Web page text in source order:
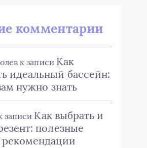
комментарии
к записи Как
идеальный бассейн:
нужно знать
записи Как выбрать и
полезные